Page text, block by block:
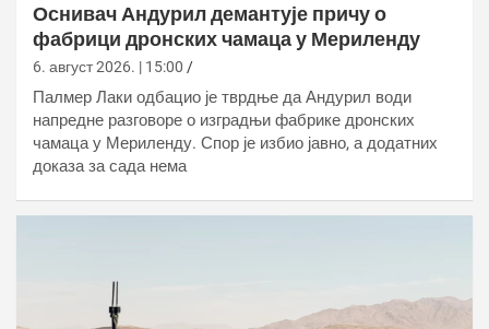
Оснивач Андурил демантује причу о
фабрици дронских чамаца у Мериленду
6. август 2026. | 15:00
Палмер Лаки одбацио је тврдње да Андурил води
напредне разговоре о изградњи фабрике дронских
чамаца у Мериленду. Спор је избио јавно, а додатних
доказа за сада нема